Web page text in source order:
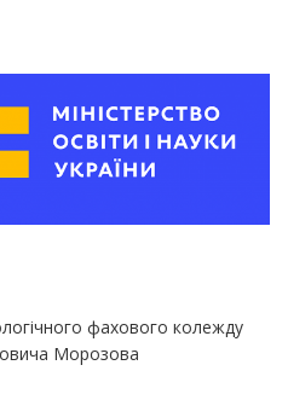
фахового колежду
Морозова